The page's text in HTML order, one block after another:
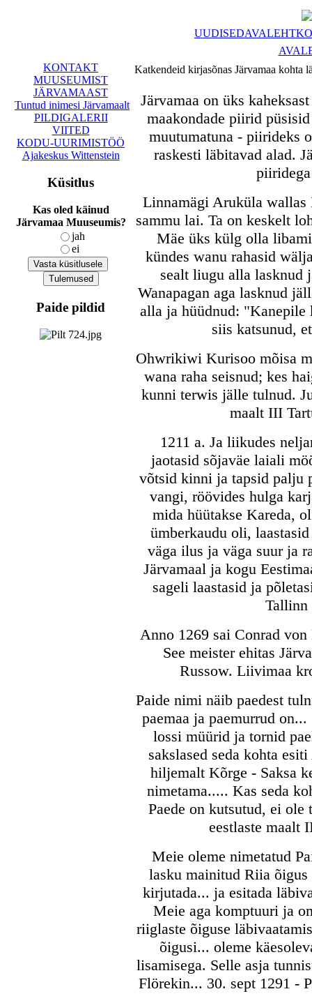
UUDISEDAVALEHT
KONTAKT
MUUSEUMIST
JÄRVAMAAST
Tuntud inimesi Järvamaalt
PILDIGALERII
VIITED
KODU-UURIMISTÖÖ
Ajakeskus Wittenstein
Küsitlus
Kas oled käinud
Järvamaa Muuseumis?
jah
ei
Paide pildid
Katkendeid kirjasõnas Järvamaa kohta
Järvamaa on üks
maakondade piirid
muutumatuna - piirideks
raskesti läbitavad alad.
Linnamägi Aruküla
sammu lai. Ta on keskelt
Mäe üks külg olla
kündes wanu rahasid
sealt liugu alla lasknud
Wanapagan aga lasknud
alla ja hüüdnud:
siis katsunud,
Ohwrikiwi Kurisoo mõisa
wana raha seisnud; kes
kunni terwis jälle tulnud.
maalt III
1211 a. Ja liikudes
jaotasid sõjaväe laiali
võtsid kinni ja tapsid palju
vangi, röövides hulga
mida hüütakse Kareda,
ümberkaudu oli,
väga ilus ja väga suur ja
Järvamaal ja kogu
sageli laastasid ja
Tallinn
Anno 1269 sai Conrad
See meister ehitas
Russow. Liivimaa
Paide nimi näib paedest
paemaa ja paemurrud
lossi müürid ja tornid
sakslased seda kohta
hiljemalt Kõrge - Saksa
nimetama..... Kas seda
Paede on kutsutud, ei ole
eestlaste maalt
Meie oleme nimetatud
lasku mainitud Riia õigus
kirjutada... ja esitada
Meie aga komptuuri ja
riiglaste õiguse
õigusi... oleme
lisamisega. Selle asja
Flörekin... 30. sept 1291 -